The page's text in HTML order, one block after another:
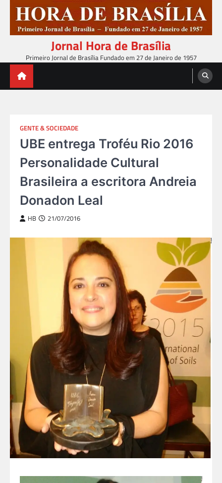
content
Jornal Hora de Brasília
Primeiro Jornal de Brasília Fundado em 27 de Janeiro de 1957
GENTE & SOCIEDADE
UBE entrega Troféu Rio 2016
Personalidade Cultural
Brasileira a escritora Andreia
Donadon Leal
HB 21/07/2016